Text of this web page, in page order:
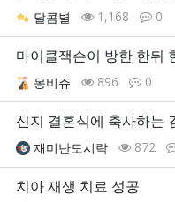
달콤별 1,168 0
마이클잭슨이 방한 한뒤
몽비쥬 896 0
신지 결혼식에 축사하는
재미난도시락 872
치아 재생 치료 성공